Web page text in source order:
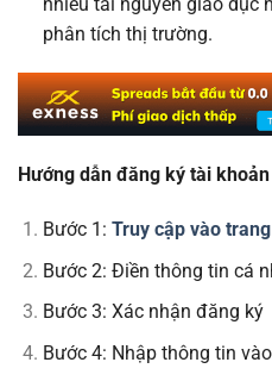
phân tích thị trường.
Hướng dẫn đăng ký tài
Bước 1: Truy cập vào
Bước 2: Điền thông tin cá
Bước 3: Xác nhận đăng ký
Bước 4: Nhập thông tin